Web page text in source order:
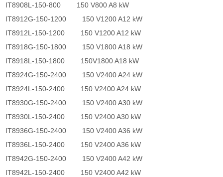
IT8908L-150-800 150 V800 A8 kW
IT8912G-150-1200 150 V1200 A12 kW
IT8912L-150-1200 150 V1200 A12 kW
IT8918G-150-1800 150 V1800 A18 kW
IT8918L-150-1800 150V1800 A18 kW
IT8924G-150-2400 150 V2400 A24 kW
IT8924L-150-2400 150 V2400 A24 kW
IT8930G-150-2400 150 V2400 A30 kW
IT8930L-150-2400 150 V2400 A30 kW
IT8936G-150-2400 150 V2400 A36 kW
IT8936L-150-2400 150 V2400 A36 kW
IT8942G-150-2400 150 V2400 A42 kW
IT8942L-150-2400 150 V2400 A42 kW